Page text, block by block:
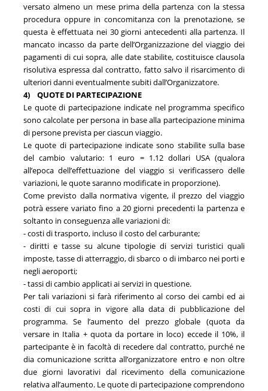
versato almeno un mese prima della partenza con la stessa
procedura oppure in concomitanza con la prenotazione, se
questa è effettuata nei 30 giorni antecedenti alla partenza. Il
mancato incasso da parte dell’Organizzazione del viaggio dei
pagamenti di cui sopra, alle date stabilite, costituisce clausola
risolutiva espressa dal contratto, fatto salvo il risarcimento di
ulteriori danni eventualmente subiti dall’Organizzatore.
4) QUOTE DI PARTECIPAZIONE
Le quote di partecipazione indicate nel programma specifico
sono calcolate per persona in base alla partecipazione minima
di persone prevista per ciascun viaggio.
Le quote di partecipazione indicate sono stabilite sulla base
del cambio valutario: 1 euro = 1.12 dollari USA (qualora
all’epoca dell’effettuazione del viaggio si verificassero delle
variazioni, le quote saranno modificate in proporzione).
Come previsto dalla normativa vigente, il prezzo del viaggio
potrà essere variato fino a 20 giorni precedenti la partenza e
soltanto in conseguenza alle variazioni di:
- costi di trasporto, incluso il costo del carburante;
- diritti e tasse su alcune tipologie di servizi turistici quali
imposte, tasse di atterraggio, di sbarco o di imbarco nei porti e
negli aeroporti;
- tassi di cambio applicati ai servizi in questione.
Per tali variazioni si farà riferimento al corso dei cambi ed ai
costi di cui sopra in vigore alla data di pubblicazione del
programma. Se l’aumento del prezzo globale (quota da
versare in Italia + quota da portare in loco) eccede il 10%, il
partecipante è in facoltà di recedere dal contratto, purché ne
dia comunicazione scritta all’organizzatore entro e non oltre
due giorni lavorativi dal ricevimento della comunicazione
relativa all’aumento. Le quote di partecipazione comprendono